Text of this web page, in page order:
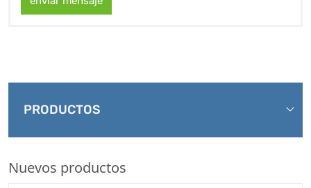
PRODUCTOS
Nuevos productos